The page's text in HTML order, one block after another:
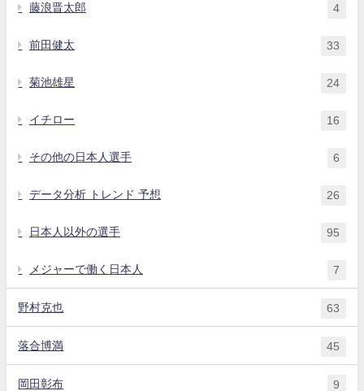
藤浪晋太郎 4
前田健太 33
菊池雄星 24
イチロー 16
その他の日本人選手 6
データ分析 トレンド 予想 26
日本人以外の選手 95
メジャーで働く日本人 7
野村克也 63
落合博満 45
岡田彰布 9